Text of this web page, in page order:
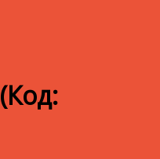
(Код: